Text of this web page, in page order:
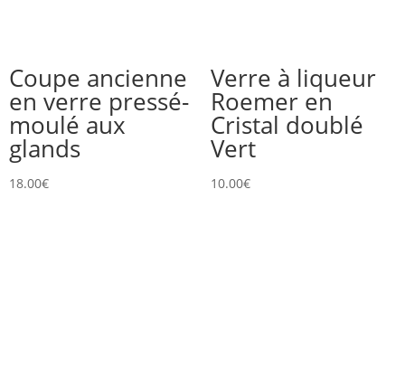
Coupe ancienne
en verre pressé-
moulé aux
glands
18.00€
Verre à liqueur
Roemer en
Cristal doublé
Vert
10.00€